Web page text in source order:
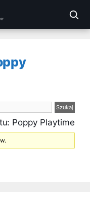
Poppy Playtime